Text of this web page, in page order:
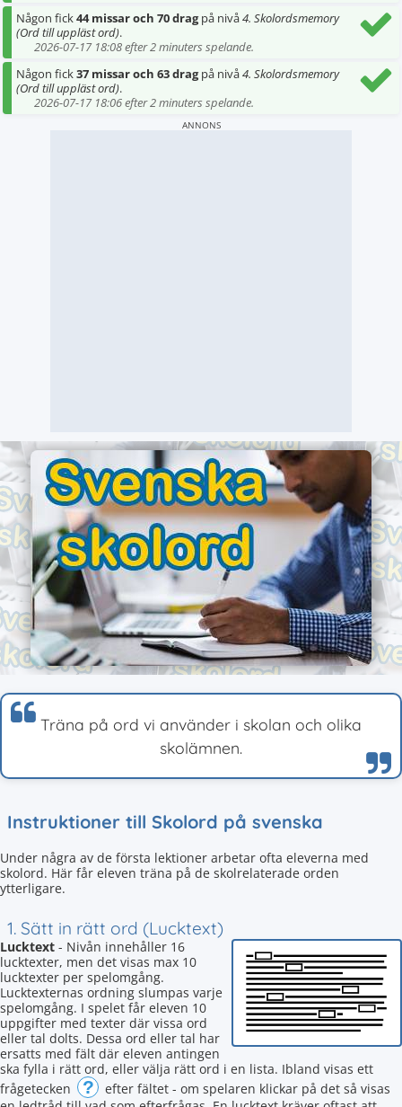
Någon fick44 missar och 70 dragpå nivå4. Skolordsmemory
(Ord till uppläst ord).
2026-07-17 18:08 efter 2 minuters spelande.
Någon fick37 missar och 63 dragpå nivå4. Skolordsmemory
(Ord till uppläst ord).
2026-07-17 18:06 efter 2 minuters spelande.
ANNONS
Träna på ord vi använder i skolan och olika
skolämnen.
Instruktioner till Skolord på svenska
Under några av de första lektioner arbetar ofta eleverna med
skolord. Här får eleven träna på de skolrelaterade orden
ytterligare.
1. Sätt in rätt ord (Lucktext)
Lucktext - Nivån innehåller 16
lucktexter, men det visas max 10
lucktexter per spelomgång.
Lucktexternas ordning slumpas varje
spelomgång. I spelet får eleven 10
uppgifter med texter där vissa ord
eller tal dolts. Dessa ord eller tal har
ersatts med fält där eleven antingen
ska fylla i rätt ord, eller välja rätt ord i en lista. Ibland visas ett
frågetecken
?
efter fältet - om spelaren klickar på det så visas